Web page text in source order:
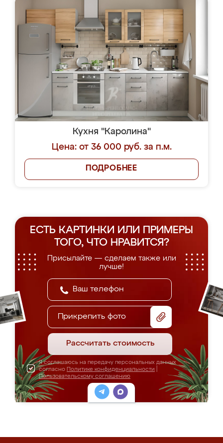
Кухня "Каролина"
Цена: от 36 000 руб. за п.м.
ПОДРОБНЕЕ
ЕСТЬ КАРТИНКИ ИЛИ ПРИМЕРЫ
ТОГО, ЧТО НРАВИТСЯ?
Присылайте — сделаем также или
лучше!
Прикрепить фото
Рассчитать стоимость
Я соглашаюсь на передачу персональных данных
согласно Политике конфиденциальности
Пользовательскому соглашению